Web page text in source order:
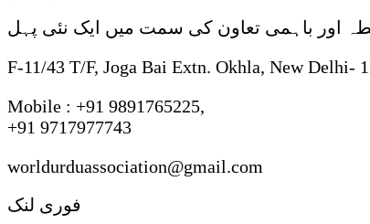
اور باہمی تعاون کی سمت میں ایک نئی پہل
F-11/43 T/F, Joga Bai Extn. Okhla, New Delhi-
Mobile : +91 9891765225,
+91 9717977743
worldurduassociation@gmail.com
فوری لنک